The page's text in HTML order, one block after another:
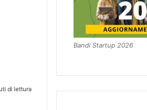
di lettura
Bandi Startup 2026